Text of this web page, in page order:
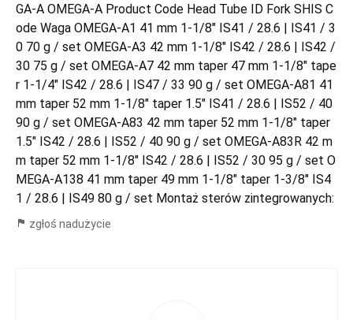
GA-A OMEGA-A Product Code Head Tube ID Fork SHIS C
ode Waga OMEGA-A1 41 mm 1-1/8" IS41 / 28.6 | IS41 / 3
0 70 g / set OMEGA-A3 42 mm 1-1/8" IS42 / 28.6 | IS42 /
30 75 g / set OMEGA-A7 42 mm taper 47 mm 1-1/8" tape
r 1-1/4" IS42 / 28.6 | IS47 / 33 90 g / set OMEGA-A81 41
mm taper 52 mm 1-1/8" taper 1.5" IS41 / 28.6 | IS52 / 40
90 g / set OMEGA-A83 42 mm taper 52 mm 1-1/8" taper
1.5" IS42 / 28.6 | IS52 / 40 90 g / set OMEGA-A83R 42 m
m taper 52 mm 1-1/8" IS42 / 28.6 | IS52 / 30 95 g / set O
MEGA-A138 41 mm taper 49 mm 1-1/8" taper 1-3/8" IS4
1 / 28.6 | IS49 80 g / set Montaż sterów zintegrowanych:
zgłoś nadużycie